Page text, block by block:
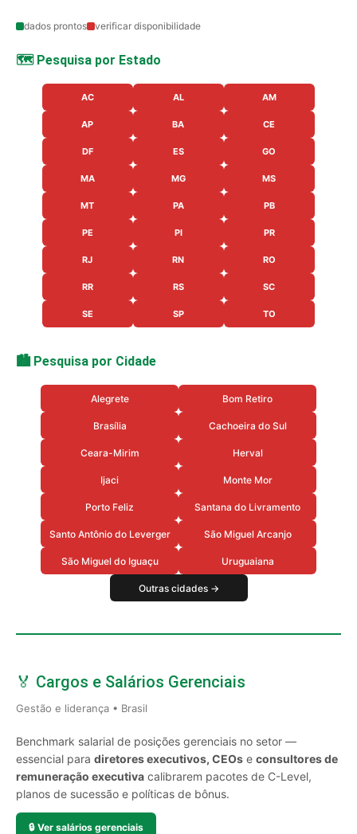
dados prontos verificar disponibilidade
🗺️ Pesquisa por Estado
AC AL AM
AP BA CE
DF ES GO
MA MG MS
MT PA PB
PE PI PR
RJ RN RO
RR RS SC
SE SP TO
🏙️ Pesquisa por Cidade
Alegrete Bom Retiro
Brasília Cachoeira do Sul
Ceara-Mirim Herval
Ijaci Monte Mor
Porto Feliz Santana do Livramento
Santo Antônio do Leverger São Miguel Arcanjo
São Miguel do Iguaçu Uruguaiana
Outras cidades →
🏅 Cargos e Salários Gerenciais
Gestão e liderança • Brasil
Benchmark salarial de posições gerenciais no setor —
essencial para diretores executivos, CEOs e consultores de
remuneração executiva calibrarem pacotes de C-Level,
planos de sucessão e políticas de bônus.
🔒 Ver salários gerenciais